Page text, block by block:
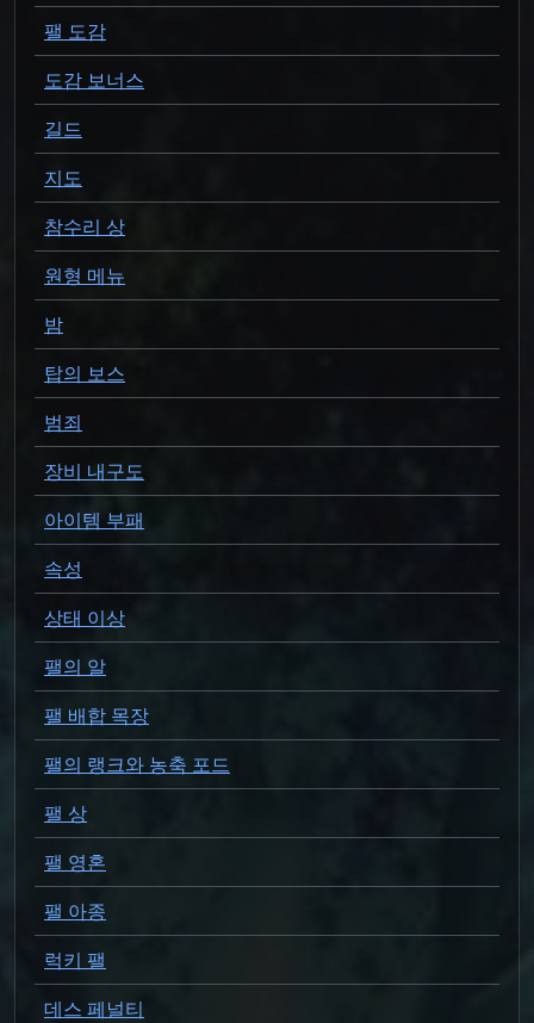
팰 도감
도감 보너스
길드
지도
참수리 상
원형 메뉴
밤
탑의 보스
범죄
장비 내구도
아이템 부패
속성
상태 이상
팰의 알
팰 배합 목장
팰의 랭크와 농축 포드
팰 상
팰 영혼
팰 아종
럭키 팰
데스 페널티